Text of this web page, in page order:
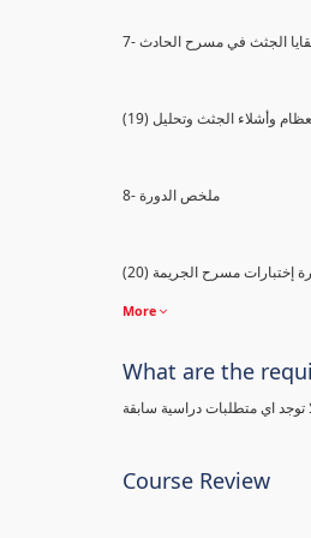
الجثث في مسرح الحادث
8- ملخص الدورة
إختبارات مسرح الجريمة
More
What are the
توجد اي متطلبات دراسية سابقة
Course Review